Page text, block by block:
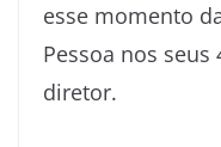
esse momento
Pessoa nos seus
diretor.